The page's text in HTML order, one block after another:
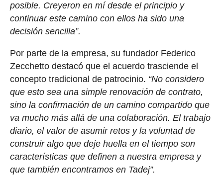
posible. Creyeron en mí desde el principio y
continuar este camino con ellos ha sido una
decisión sencilla”.
Por parte de la empresa, su fundador Federico
Zecchetto destacó que el acuerdo trasciende el
concepto tradicional de patrocinio. “No considero
que esto sea una simple renovación de contrato,
sino la confirmación de un camino compartido que
va mucho más allá de una colaboración. El trabajo
diario, el valor de asumir retos y la voluntad de
construir algo que deje huella en el tiempo son
características que definen a nuestra empresa y
que también encontramos en Tadej”.